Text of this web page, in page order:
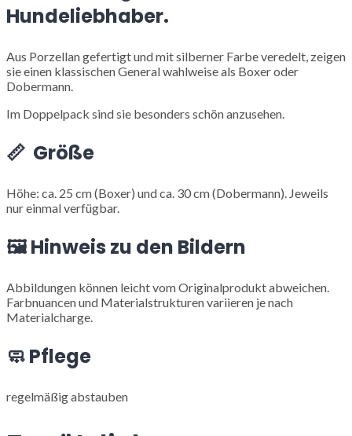
Hundeliebhaber.
Aus Porzellan gefertigt und mit silberner Farbe veredelt, zeigen
sie einen klassischen General wahlweise als Boxer oder
Dobermann.
Im Doppelpack sind sie besonders schön anzusehen.
📏 Größe
Höhe: ca. 25 cm (Boxer) und ca. 30 cm (Dobermann). Jeweils
nur einmal verfügbar.
🖼️ Hinweis zu den Bildern
Abbildungen können leicht vom Originalprodukt abweichen.
Farbnuancen und Materialstrukturen variieren je nach
Materialcharge.
🧼 Pflege
regelmäßig abstauben